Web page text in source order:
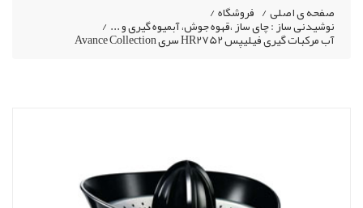
صفحه ی اصلی/ فروشگاه/
نوشیدنی ساز : چای ساز ،قهوه جوش، آبمیوه گیری و ... /
آب مرکبات گیری فیلیپس HR2752 سری Avance Collection